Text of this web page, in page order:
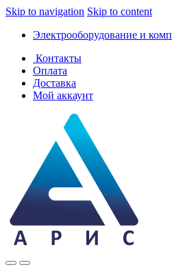
Skip to navigation Skip to content
Электрооборудование и
Контакты
Оплата
Доставка
Мой аккаунт